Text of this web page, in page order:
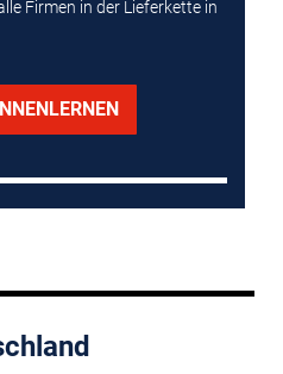
Firmen in der Lieferkette in